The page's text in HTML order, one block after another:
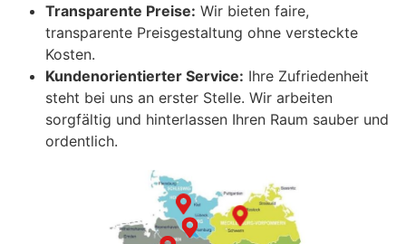
Transparente Preise: Wir bieten faire,
transparente Preisgestaltung ohne versteckte
Kosten.
Kundenorientierter Service: Ihre Zufriedenheit
steht bei uns an erster Stelle. Wir arbeiten
sorgfältig und hinterlassen Ihren Raum sauber und
ordentlich.